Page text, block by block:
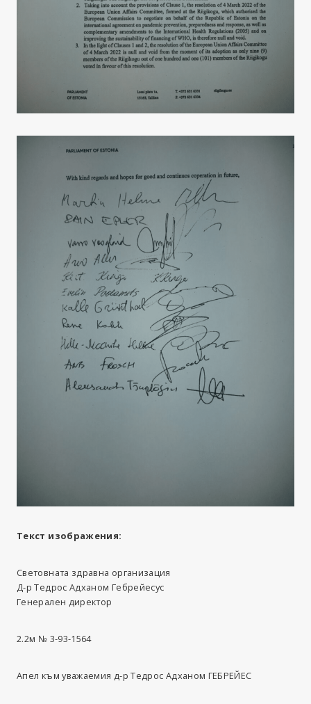
Текст изображения:
Световната здравна организация
Д-р Тедрос Адханом Гебрейесус
Генерален директор
2.2м № 3-93-1564
Апел към уважаемия д-р Тедрос Адханом ГЕБРЕЙЕС